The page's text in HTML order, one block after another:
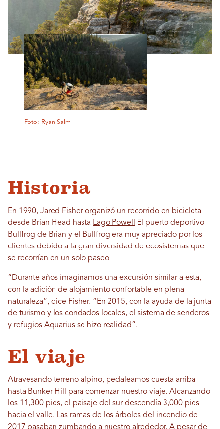
Foto: Ryan Salm
Historia
En 1990, Jared Fisher organizó un recorrido en bicicleta
desde Brian Head hasta Lago Powell
El puerto deportivo
Bullfrog de Brian y el Bullfrog era muy apreciado por los
clientes debido a la gran diversidad de ecosistemas que
se recorrían en un solo paseo.
“Durante años imaginamos una excursión similar a esta,
con la adición de alojamiento confortable en plena
naturaleza”, dice Fisher. “En 2015, con la ayuda de la junta
de turismo y los condados locales, el sistema de senderos
y refugios Aquarius se hizo realidad”.
El viaje
Atravesando terreno alpino, pedaleamos cuesta arriba
hasta Bunker Hill para comenzar nuestro viaje. Alcanzando
los 11,300 pies, el paisaje del sur descendía 3,000 pies
hacia el valle. Las ramas de los árboles del incendio de
2017 pasaban zumbando a nuestro alrededor. A pesar de